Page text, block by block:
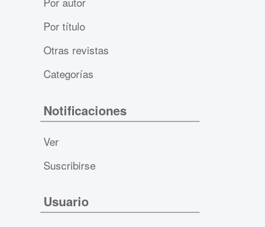
Por título
Otras revistas
Categorías
Notificaciones
Ver
Suscribirse
Usuario